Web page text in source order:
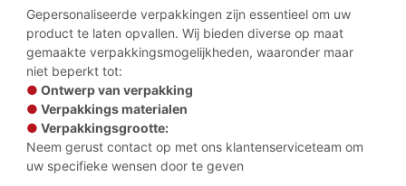
Gepersonaliseerde verpakkingen zijn essentieel om uw
product te laten opvallen. Wij bieden diverse op maat
gemaakte verpakkingsmogelijkheden, waaronder maar
niet beperkt tot:
●Ontwerp van verpakking
●Verpakkings materialen
●Verpakkingsgrootte:
Neem gerust contact op met ons klantenserviceteam om
uw specifieke wensen door te geven